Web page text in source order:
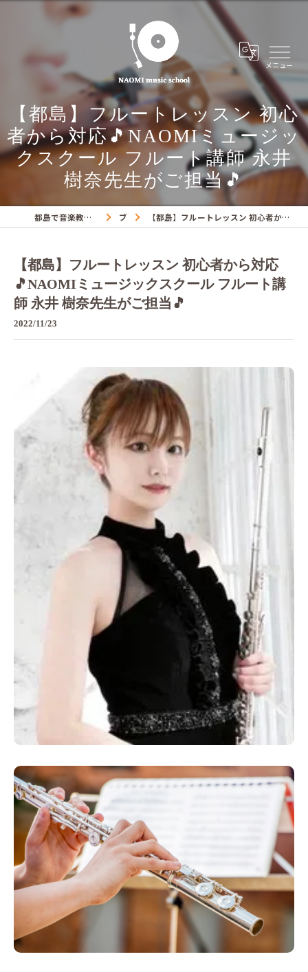
【都島】フルートレッスン 初心
者から対応🎵NAOMIミュージッ
クスクール フルート講師 永井
樹奈先生がご担当🎵
都島で音楽教室ならNAOMIミュージックスクール ブログ 【都島】フルートレッスン 初心者から対応🎵NAOMIミュージックスクール フルート講師 永井 樹奈先生がご担当🎵
【都島】フルートレッスン 初心者から対応
🎵NAOMIミュージックスクール フルート講
師 永井 樹奈先生がご担当🎵
2022/11/23